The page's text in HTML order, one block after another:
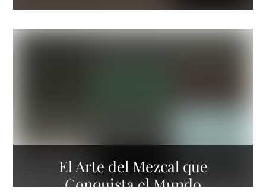
El Arte del Mezcal que
Conquista el Mundo